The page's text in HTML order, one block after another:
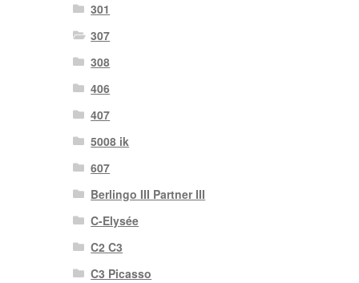
301
307
308
406
407
5008 ik
607
Berlingo III Partner III
C-Elysée
C2 C3
C3 Picasso